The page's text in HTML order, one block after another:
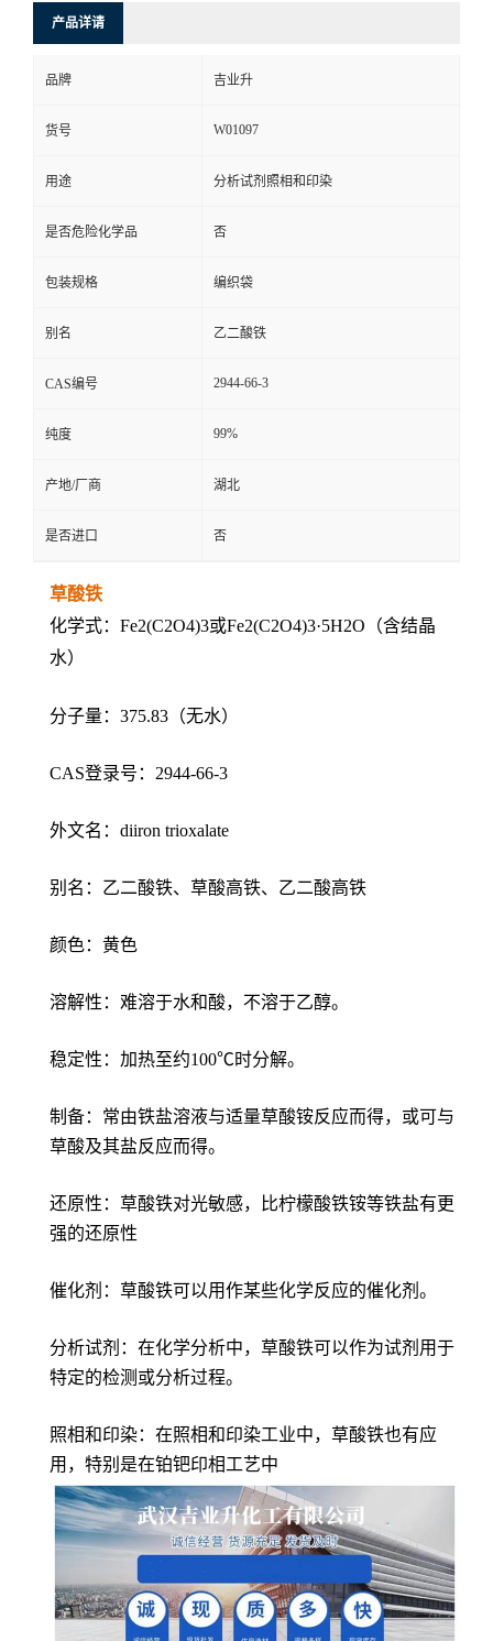
产品详请
品牌 吉业升
货号 W01097
用途 分析试剂照相和印染
是否危险化学品 否
包装规格 编织袋
别名 乙二酸铁
CAS编号 2944-66-3
纯度 99%
产地/厂商 湖北
是否进口 否
草酸铁
化学式：Fe2(C2O4)3或Fe2(C2O4)3·5H2O（含结晶
水）
分子量：375.83（无水）
CAS登录号：2944-66-3
外文名：diiron trioxalate
别名：乙二酸铁、草酸高铁、乙二酸高铁
颜色：黄色
溶解性：难溶于水和酸，不溶于乙醇。
稳定性：加热至约100℃时分解。
制备：常由铁盐溶液与适量草酸铵反应而得，或可与
草酸及其盐反应而得。
还原性：草酸铁对光敏感，比柠檬酸铁铵等铁盐有更
强的还原性
催化剂：草酸铁可以用作某些化学反应的催化剂。
分析试剂：在化学分析中，草酸铁可以作为试剂用于
特定的检测或分析过程。
照相和印染：在照相和印染工业中，草酸铁也有应
用，特别是在铂钯印相工艺中